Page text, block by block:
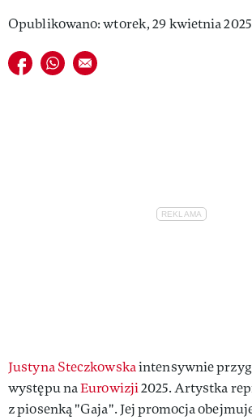
Opublikowano: wtorek, 29 kwietnia 2025
Udostępnij na facebook
Udostępnij na whatsapp
E-mail do przyjaciela
Justyna Steczkowskaintensywnie
występu naEurowizji2025. Artystka
z piosenką "Gaja". Jej promocja